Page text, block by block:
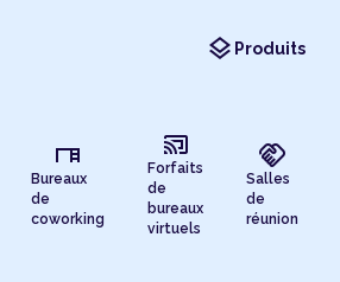
layers Produits
desk
Bureaux
de
coworking
cast_connected
Forfaits
de
bureaux
virtuels
handshake
Salles
de
réunion